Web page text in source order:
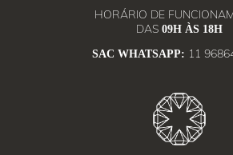
HORÁRIO DE
DAS 09H ÀS 18H
SAC WHATSAPP: 11